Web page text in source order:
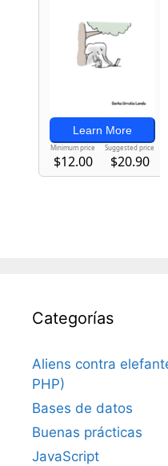
Categorías
Aliens contra
PHP)
Bases de datos
Buenas prácticas
JavaScript